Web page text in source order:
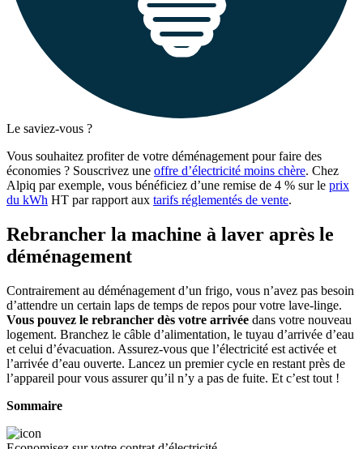
Le saviez-vous ?
Vous souhaitez profiter de votre déménagement pour faire des
économies ? Souscrivez une offre d’électricité moins chère. Chez
Alpiq par exemple, vous bénéficiez d’une remise de 4 % sur le prix
du kWh HT par rapport aux tarifs réglementés de vente.
Rebrancher la machine à laver après le
déménagement
Contrairement au déménagement d’un frigo, vous n’avez pas besoin
d’attendre un certain laps de temps de repos pour votre lave-linge.
Vous pouvez le rebrancher dès votre arrivée dans votre nouveau
logement. Branchez le câble d’alimentation, le tuyau d’arrivée d’eau
et celui d’évacuation. Assurez-vous que l’électricité est activée et
l’arrivée d’eau ouverte. Lancez un premier cycle en restant près de
l’appareil pour vous assurer qu’il n’y a pas de fuite. Et c’est tout !
Sommaire